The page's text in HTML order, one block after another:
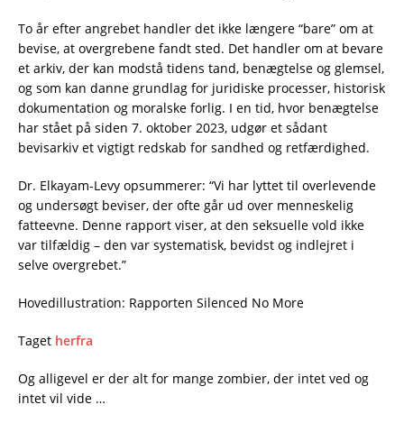
To år efter angrebet handler det ikke længere “bare” om at
bevise, at overgrebene fandt sted. Det handler om at bevare
et arkiv, der kan modstå tidens tand, benægtelse og glemsel,
og som kan danne grundlag for juridiske processer, historisk
dokumentation og moralske forlig. I en tid, hvor benægtelse
har stået på siden 7. oktober 2023, udgør et sådant
bevisarkiv et vigtigt redskab for sandhed og retfærdighed.
Dr. Elkayam-Levy opsummerer: “Vi har lyttet til overlevende
og undersøgt beviser, der ofte går ud over menneskelig
fatteevne. Denne rapport viser, at den seksuelle vold ikke
var tilfældig – den var systematisk, bevidst og indlejret i
selve overgrebet.”
Hovedillustration: Rapporten Silenced No More
Taget herfra
Og alligevel er der alt for mange zombier, der intet ved og
intet vil vide …